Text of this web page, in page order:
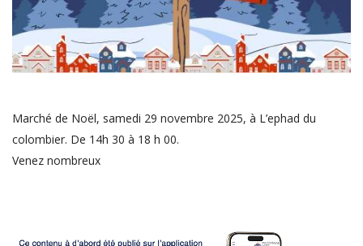
Marché de Noël, samedi 29 novembre 2025, à L’ephad du
colombier. De 14h 30 à 18 h 00.
Venez nombreux